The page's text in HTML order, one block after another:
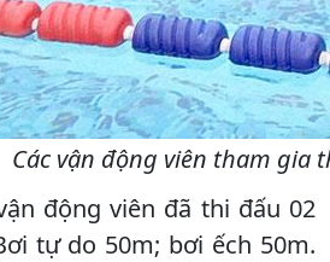
Các vận động viên tham gia
động viên đã thi đấu 02
tự do 50m; bơi ếch 50m.